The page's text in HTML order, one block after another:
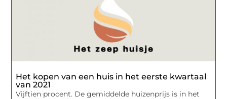
Het kopen van een huis in het eerste kwartaal
van 2021
Vijftien procent. De gemiddelde huizenprijs is in het